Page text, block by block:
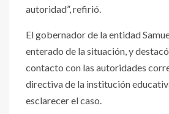
autoridad”, refirió.
El gobernador de la entidad
enterado de la situación, y
contacto con las autoridades
directiva de la institución
esclarecer el caso.